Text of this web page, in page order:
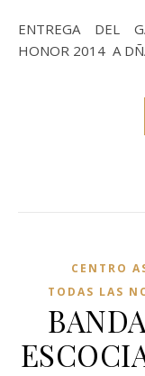
ENTREGA DEL GALARDÓN MONTERA PICONA DE
HONOR 2014 A
CENTRO
TODAS LAS